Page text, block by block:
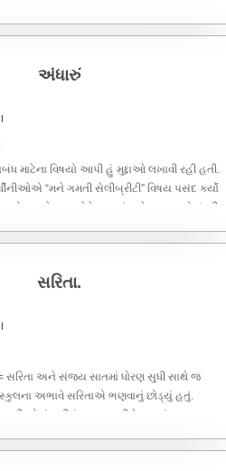
અંધારું
માટેના વિષયો આપી હું મુદ્દાઓ લખાવી રહી હતી.
“મને ગમતી સેલીબ્રીટી” વિષય પસંદ કર્યો
અમોલ પાલેકર અને દેવ આનંદ જેવા કલાકારો ઘંટડી
સરિતા.
સરિતા અને સંજય સાતમાં ધોરણ સુધી સાથે જ
અભાવે સરિતાએ ભણવાનું છોડ્યું હતું.
સુધીનું ભણતર કરીને ગામમાં પરત